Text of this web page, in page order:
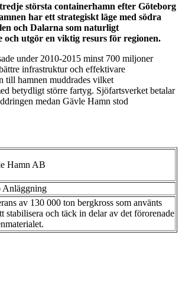
största containerhamn efter Göteborg
har ett strategiskt läge med södra
och Dalarna som naturligt
och utgör en viktig resurs för regionen.
under 2010-2015 minst 700 miljoner
infrastruktur och effektivare
till hamnen muddrades vilket
betydligt större fartyg. Sjöfartsverket betalar
medan Gävle Hamn stod
Hamn AB
Anläggning
av 130 000 ton bergkross som använts
stabilisera och täck in delar av det förorenade